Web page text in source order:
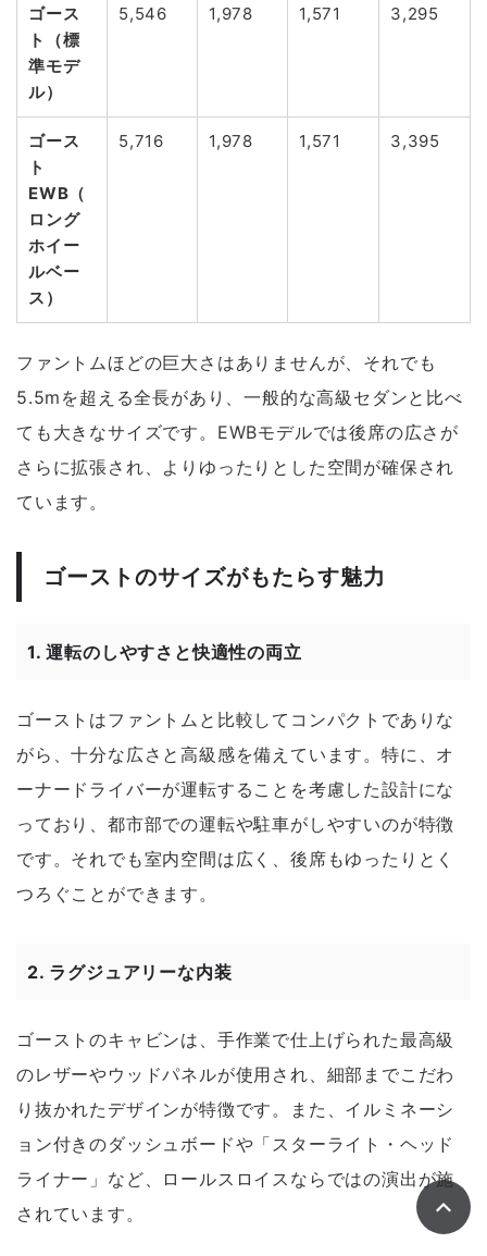
ゴース
ト（標
準モデ
ル）
5,546 1,978 1,571 3,295
ゴース
ト
EWB（
ロング
ホイー
ルベー
ス）
5,716 1,978 1,571 3,395
ファントムほどの巨大さはありませんが、それでも
5.5mを超える全長があり、一般的な高級セダンと比べ
ても大きなサイズです。EWBモデルでは後席の広さが
さらに拡張され、よりゆったりとした空間が確保され
ています。
ゴーストのサイズがもたらす魅力
1.運転のしやすさと快適性の両立
ゴーストはファントムと比較してコンパクトでありな
がら、十分な広さと高級感を備えています。特に、オ
ーナードライバーが運転することを考慮した設計にな
っており、都市部での運転や駐車がしやすいのが特徴
です。それでも室内空間は広く、後席もゆったりとく
つろぐことができます。
2. ラグジュアリーな内装
ゴーストのキャビンは、手作業で仕上げられた最高級
のレザーやウッドパネルが使用され、細部までこだわ
り抜かれたデザインが特徴です。また、イルミネーシ
ョン付きのダッシュボードや「スターライト・ヘッド
ライナー」など、ロールスロイスならではの演出が施
されています。